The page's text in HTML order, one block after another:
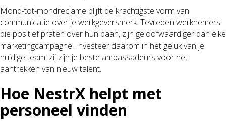
Mond-tot-mondreclame blijft de krachtigste vorm van
communicatie over je werkgeversmerk. Tevreden werknemers
die positief praten over hun baan, zijn geloofwaardiger dan elke
marketingcampagne. Investeer daarom in het geluk van je
huidige team: zij zijn je beste ambassadeurs voor het
aantrekken van nieuw talent.
Hoe NestrX helpt met
personeel vinden